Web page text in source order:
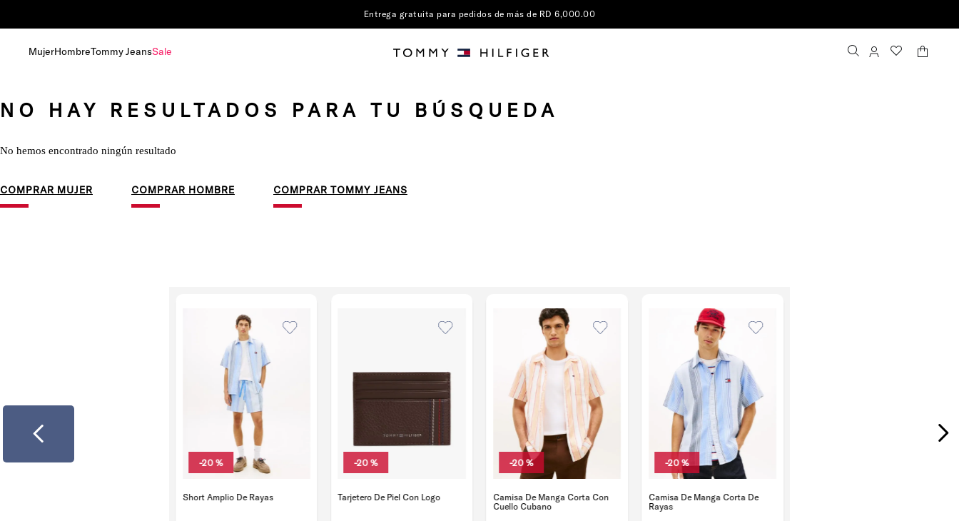
Entrega gratuita para pedidos de más de RD 6,000.00
MujerHombreTommy JeansSale
NO HAY RESULTADOS PARA TU BÚSQUEDA
No hemos encontrado ningún resultado
COMPRAR MUJER COMPRAR HOMBRE COMPRAR TOMMY JEANS
-20 %
Short Amplio De Rayas
-20 %
Tarjetero De Piel Con Logo
-20 %
Camisa De Manga Corta Con
Cuello Cubano
-20 %
Camisa De Manga Corta De
Rayas